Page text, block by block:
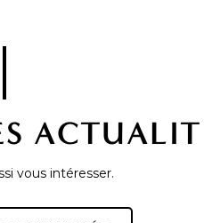
vous intéresser.